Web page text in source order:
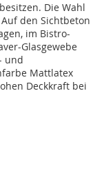
Die Wahl
den Sichtbeton
im Bistro-
Glasgewebe
und
Mattlatex
Deckkraft bei